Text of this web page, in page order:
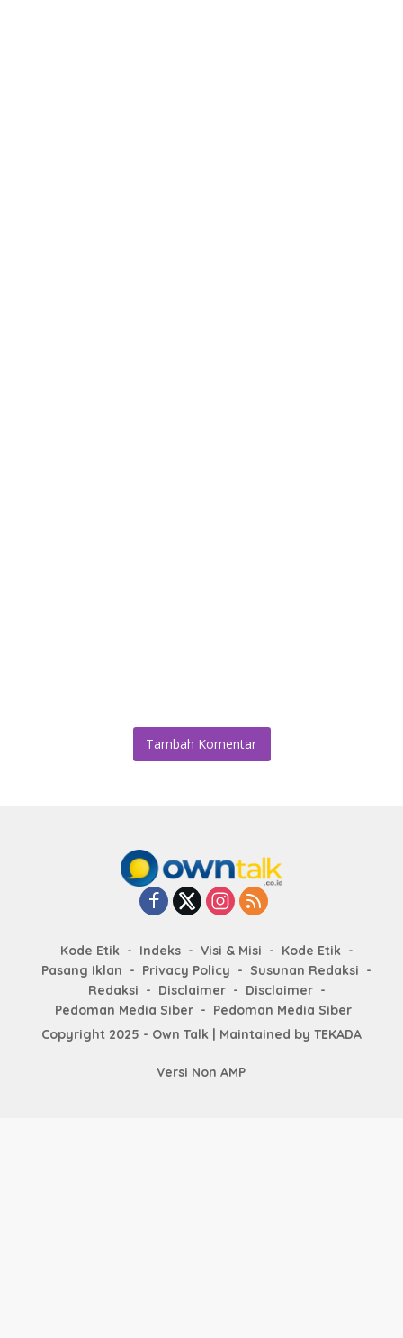
Tambah Komentar
Kode Etik Indeks Visi & Misi
Kode Etik
Pasang Iklan
Privacy Policy
Susunan Redaksi
Redaksi
Disclaimer
Disclaimer
Pedoman Media Siber
Pedoman Media Siber
Copyright 2025 - Own Talk | Maintained by TEKADA
Versi Non AMP